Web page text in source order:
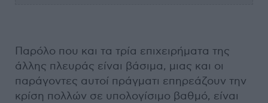
Παρόλο που και τα τρία επιχειρήματα της
άλλης πλευράς είναι βάσιμα, μιας και οι
παράγοντες αυτοί πράγματι επηρεάζουν την
κρίση πολλών σε υπολογίσιμο βαθμό, είναι